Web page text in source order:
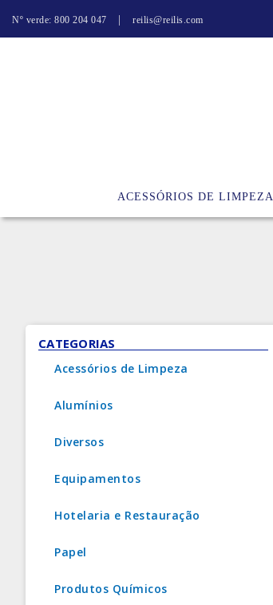
Nº verde: 800 204 047 reilis@reilis.com
ACESSÓRIOS DE LIMPEZA
CATEGORIAS
Acessórios de Limpeza
Alumínios
Diversos
Equipamentos
Hotelaria e Restauração
Papel
Produtos Químicos